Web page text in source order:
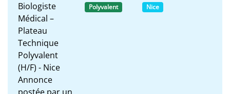
Biologiste
Médical –
Plateau
Technique
Polyvalent
(H/F) - Nice
Annonce
Polyvalent Nice